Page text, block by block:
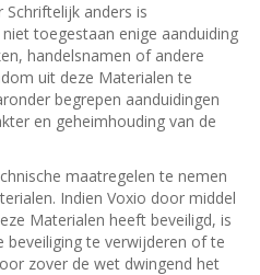
Schriftelijk anders is
toegestaan enige aanduiding
handelsnamen of andere
uit deze Materialen te
begrepen aanduidingen
en geheimhouding van de
maatregelen te nemen
Indien Voxio door middel
Materialen heeft beveiligd, is
te verwijderen of te
zover de wet dwingend het